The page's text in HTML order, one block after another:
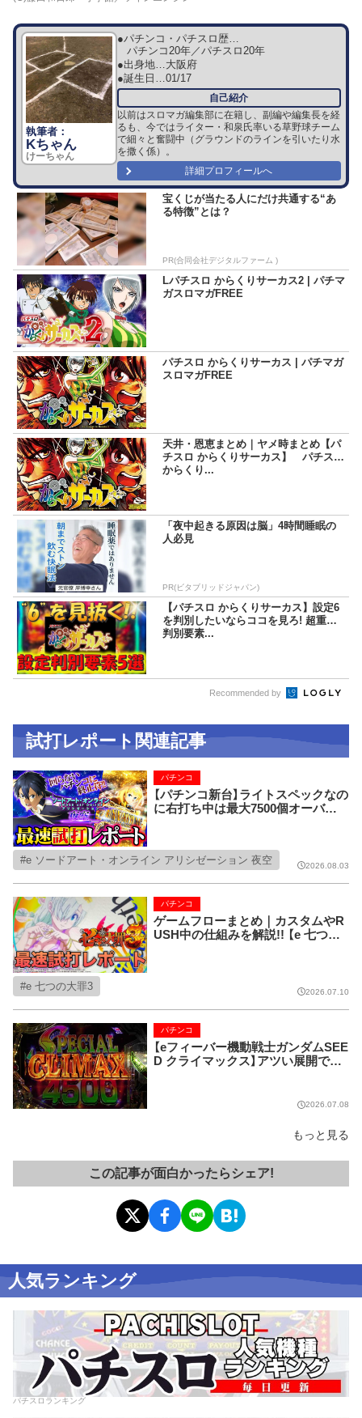
Kちゃん
けーちゃん
●パチンコ・パチスロ歴…
パチンコ20年／パチスロ20年
●出身地…大阪府
●誕生日…01/17
以前はスロマガ編集部に在籍し、副編や編集長を経
るも、今ではライター・和泉氏率いる草野球チーム
で細々と奮闘中（グラウンドのラインを引いたり水
を撒く係）。
詳細プロフィールへ
宝くじが当たる人にだけ共通する“あ
る特徴”とは？
PR(合同会社デジタルファーム )
Lパチスロ からくりサーカス2 | パチマ
ガスロマガFREE
パチスロ からくりサーカス | パチマガ
スロマガFREE
天井・恩恵まとめ｜ヤメ時まとめ【パ
チスロ からくりサーカス】 パチスロ
からくり...
「夜中起きる原因は脳」4時間睡眠の
人必見
PR(ビタブリッドジャパン)
【パチスロ からくりサーカス】設定6
を判別したいならココを見ろ! 超重要
判別要素...
Recommended by
試打レポート関連記事
【パチンコ新台】ライトスペックなの
に右打ち中は最大7500個オーバー!
ドアート・オンライン アリシゼーシ
ョン 夜空】
パチンコ
e ソードアート・オンライン アリシゼーション 夜空 2026.08.03
ゲームフローまとめ｜カスタムやR
USH中の仕組みを解説!! 【e 七つの
パチンコ
e 七つの大罪3 2026.07.10
【eフィーバー機動戦士ガンダムSEE
D クライマックス】アツい展開でデ
パチンコ
2026.07.08
もっと見る
この記事が面白かったらシェア!
人気ランキング
パチスロランキング